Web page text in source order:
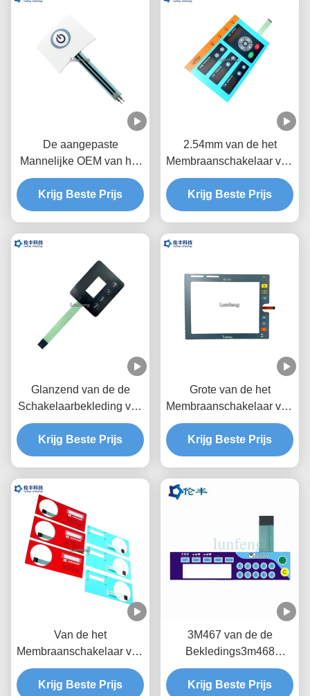
De aangepaste
Mannelijke OEM van het
de
Schakelaartoetsenbord
van het
Dienst Één Knoop
Krijg Beste Prijs
2.54mm van de het
Membraanschakelaar van
Hoogteleds het
Toetsenbord Transparant
Zwart Venster
Krijg Beste Prijs
Glanzend van de de
Schakelaarbekleding van
het Oppervlakte Tastbaar
Membraan Transparant
LCD Venster
Krijg Beste Prijs
Grote van de het
Membraanschakelaar van
de Vensterfpc Kabel
LEIDENE van de de
Bekledingsdouane LGF
Krijg Beste Prijs
Van de het
Membraanschakelaar van
de Custumedrukknop de
Bekleding van de het
Krijg Beste Prijs
3M467 van de de
Bekledings3m468
Beveiliging van de
membraanschakelaar de
Krijg Beste Prijs